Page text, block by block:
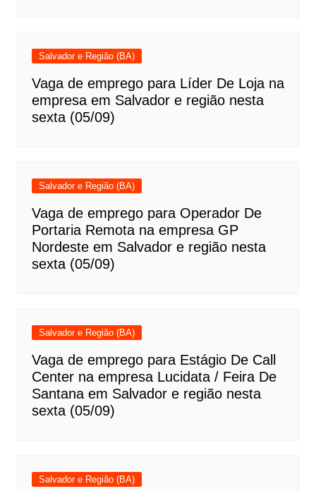
Salvador e Região (BA)
Vaga de emprego para Líder De Loja na
empresa em Salvador e região nesta
sexta (05/09)
Salvador e Região (BA)
Vaga de emprego para Operador De
Portaria Remota na empresa GP
Nordeste em Salvador e região nesta
sexta (05/09)
Salvador e Região (BA)
Vaga de emprego para Estágio De Call
Center na empresa Lucidata / Feira De
Santana em Salvador e região nesta
sexta (05/09)
Salvador e Região (BA)